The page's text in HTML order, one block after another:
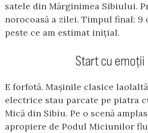
satele din Mărginimea Sibiului.
norocoasă a zilei. Timpul final: 9
peste ce am estimat inițial.
Start cu emoții
E forfotă. Mașinile clasice
electrice stau parcate pe piatra
Mică din Sibiu. Pe o scenă
apropiere de Podul Miciunilor